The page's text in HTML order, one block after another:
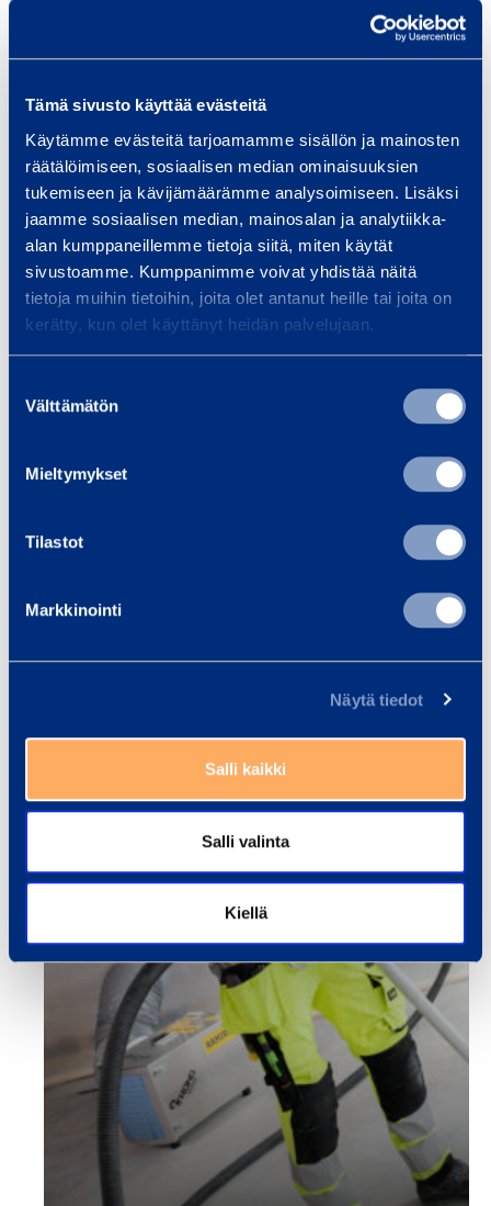
Tämä sivusto käyttää evästeitä
Käytämme evästeitä tarjoamamme sisällön ja mainosten
räätälöimiseen, sosiaalisen median ominaisuuksien
tukemiseen ja kävijämäärämme analysoimiseen. Lisäksi
jaamme sosiaalisen median, mainosalan ja analytiikka-
alan kumppaneillemme tietoja siitä, miten käytät
sivustoamme. Kumppanimme voivat yhdistää näitä
tietoja muihin tietoihin, joita olet antanut heille tai joita on
kerätty, kun olet käyttänyt heidän palvelujaan.
valinta
Välttämätön
Mieltymykset
Tilastot
Markkinointi
Näytä tiedot
Salli kaikki
Salli valinta
Kiellä
0
We provide infrastructure
construction equipment and
services, whether your project is
a bridge, tunnel, railway…
Read more
and
Trainings
View all trainings